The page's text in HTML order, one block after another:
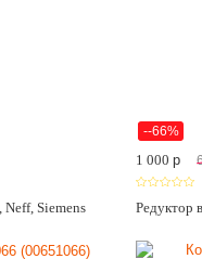
Siemens
--66%
1 000p
Редуктор